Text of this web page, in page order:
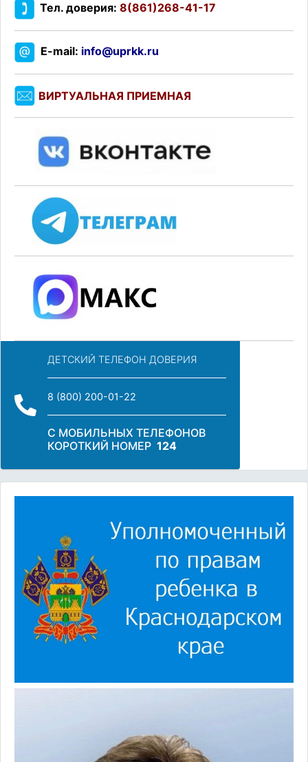
Тел. доверия: 8(861)268-41-17
E-mail: info@uprkk.ru
ВИРТУАЛЬНАЯ ПРИЕМНАЯ
ДЕТСКИЙ ТЕЛЕФОН ДОВЕРИЯ
8 (800) 200-01-22
С МОБИЛЬНЫХ ТЕЛЕФОНОВ
КОРОТКИЙ НОМЕР 124